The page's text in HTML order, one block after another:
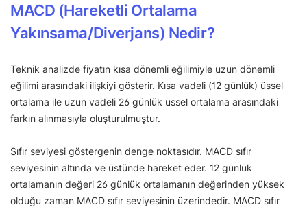
MACD (Hareketli Ortalama
Yakınsama/Diverjans) Nedir?
Teknik analizde fiyatın kısa dönemli eğilimiyle uzun dönemli
eğilimi arasındaki ilişkiyi gösterir. Kısa vadeli (12 günlük) üssel
ortalama ile uzun vadeli 26 günlük üssel ortalama arasındaki
farkın alınmasıyla oluşturulmuştur.
Sıfır seviyesi göstergenin denge noktasıdır. MACD sıfır
seviyesinin altında ve üstünde hareket eder. 12 günlük
ortalamanın değeri 26 günlük ortalamanın değerinden yüksek
olduğu zaman MACD sıfır seviyesinin üzerindedir. MACD sıfır